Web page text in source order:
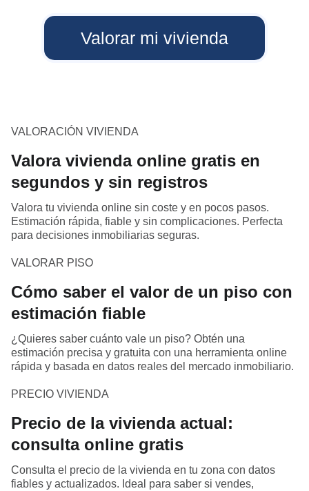
Valorar mi vivienda
VALORACIÓN VIVIENDA
Valora vivienda online gratis en
segundos y sin registros
Valora tu vivienda online sin coste y en pocos pasos.
Estimación rápida, fiable y sin complicaciones. Perfecta
para decisiones inmobiliarias seguras.
VALORAR PISO
Cómo saber el valor de un piso con
estimación fiable
¿Quieres saber cuánto vale un piso? Obtén una
estimación precisa y gratuita con una herramienta online
rápida y basada en datos reales del mercado inmobiliario.
PRECIO VIVIENDA
Precio de la vivienda actual:
consulta online gratis
Consulta el precio de la vivienda en tu zona con datos
fiables y actualizados. Ideal para saber si vendes,